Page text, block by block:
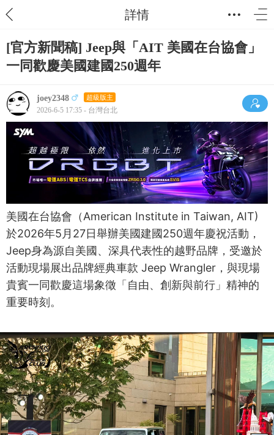
詳情
[官方新聞稿] Jeep與「AIT 美國在台協會」
一同歡慶美國建國250週年
joey2348 超級版主
2026-6-5 17:35 - 台灣台北
美國在台協會（American Institute in Taiwan, AIT)
於2026年5月27日舉辦美國建國250週年慶祝活動，
Jeep身為源自美國、深具代表性的越野品牌，受邀於
活動現場展出品牌經典車款 Jeep Wrangler，與現場
貴賓一同歡慶這場象徵「自由、創新與前行」精神的
重要時刻。